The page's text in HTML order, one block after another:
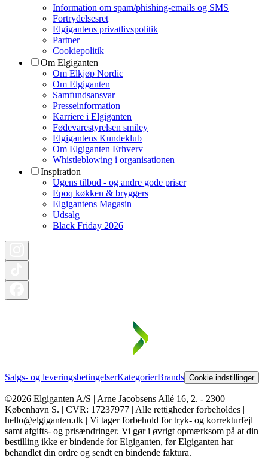
Information om spam/phishing-emails og SMS
Fortrydelsesret
Elgigantens privatlivspolitik
Partner
Cookiepolitik
Om Elgiganten
Om Elkjøp Nordic
Om Elgiganten
Samfundsansvar
Presseinformation
Karriere i Elgiganten
Fødevarestyrelsen smiley
Elgigantens Kundeklub
Om Elgiganten Erhverv
Whistleblowing i organisationen
Inspiration
Ugens tilbud - og andre gode priser
Epoq køkken & bryggers
Elgigantens Magasin
Udsalg
Black Friday 2026
Salgs- og leveringsbetingelserKategorierBrands Cookie indstillinger
©2026 Elgiganten A/S | Arne Jacobsens Allé 16, 2. - 2300
København S. | CVR: 17237977 | Alle rettigheder forbeholdes |
hello@elgiganten.dk | Vi tager forbehold for tryk- og korrekturfejl
samt afgifts- og prisændringer. Vi gør i øvrigt opmærksom på at din
bestilling ikke er bindende for Elgiganten, før Elgiganten har
behandlet din ordre og sendt en bindende faktura.